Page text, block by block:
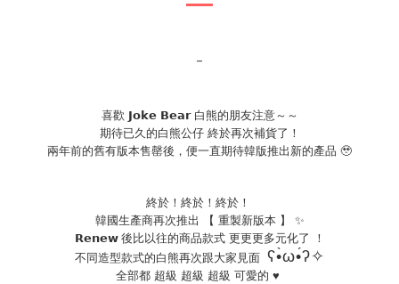
-
喜歡 𝗝𝗼𝗸𝗲 𝗕𝗲𝗮𝗿白熊的朋友注意～～
期待已久的白熊公仔 終於再次補貨了！
兩年前的舊有版本售罄後，便一直期待韓版推出新的產品 🥹
終於！終於！終於！
韓國生產商再次推出 【 重製新版本 】 ✨
𝗥𝗲𝗻𝗲𝘄 後比以往的商品款式 更更更多元化了 ！
不同造型款式的白熊再次跟大家見面 ʕ•̀ω•́ʔ✧
全部都 超級 超級 超級 可愛的 ♥️